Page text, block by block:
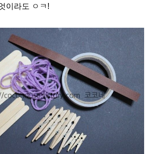
이라도 ㅇㅋ!